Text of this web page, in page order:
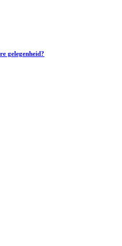
gelegenheid?